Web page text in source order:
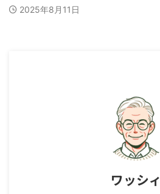
2025年8月11日
ワッシィ